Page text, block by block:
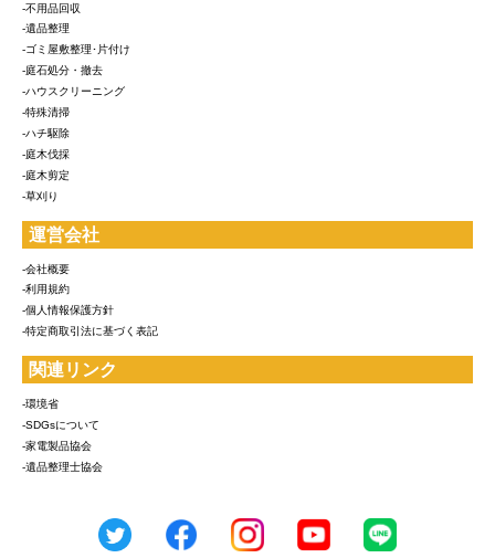
-不用品回収
-遺品整理
-ゴミ屋敷整理･片付け
-庭石処分・撤去
-ハウスクリーニング
-特殊清掃
-ハチ駆除
-庭木伐採
-庭木剪定
-草刈り
運営会社
-会社概要
-利用規約
-個人情報保護方針
-特定商取引法に基づく表記
関連リンク
-環境省
-SDGsについて
-家電製品協会
-遺品整理士協会